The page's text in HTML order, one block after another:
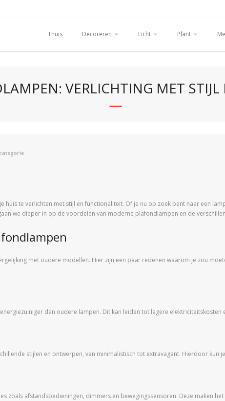
Thuis
Decoreren Licht Plant
VERLICHTING MET
te verlichten met stijl en functionaliteit. Of je nu op zoek bent naar een
we dieper in op de voordelen van moderne plafondlampen en de
met oudere modellen. Hier zijn een paar redenen waarom je zou
dan oudere lampen. Dit kan leiden tot lagere elektriciteitskosten
stijlen en ontwerpen, van minimalistisch tot extravagant. Hierdoor kun
zoals afstandsbedieningen, dimmers en bewegingssensoren. Deze maken